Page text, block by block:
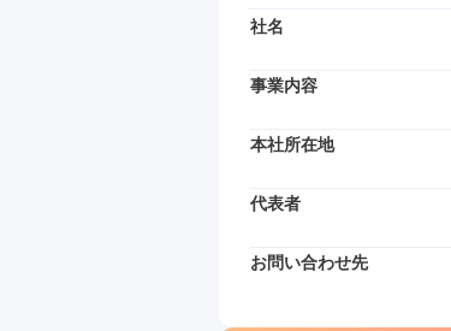
社名
事業内容
本社所在地
代表者
お問い合わせ先